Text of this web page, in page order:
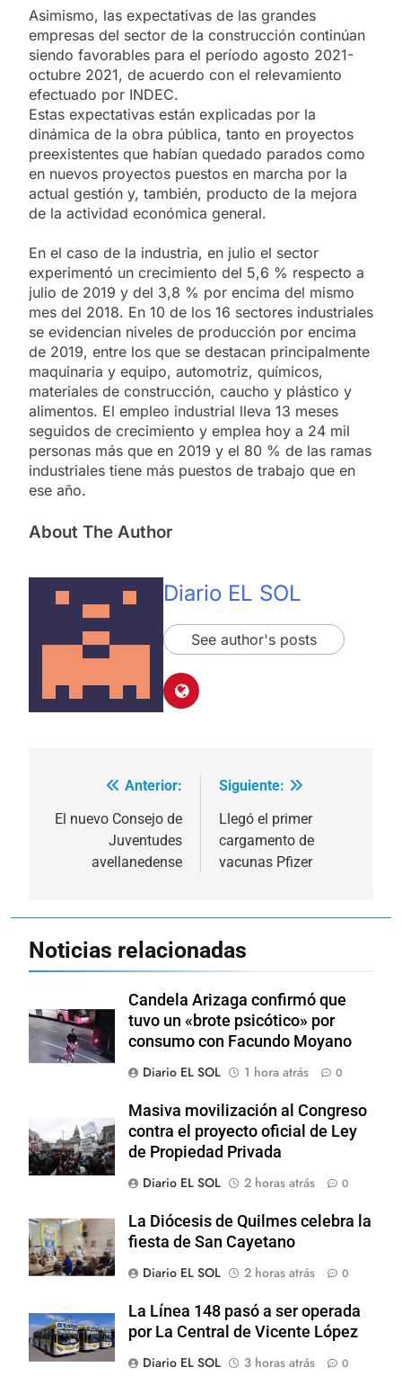
Asimismo, las expectativas de las grandes
empresas del sector de la construcción continúan
siendo favorables para el período agosto 2021-
octubre 2021, de acuerdo con el relevamiento
efectuado por INDEC.
Estas expectativas están explicadas por la
dinámica de la obra pública, tanto en proyectos
preexistentes que habían quedado parados como
en nuevos proyectos puestos en marcha por la
actual gestión y, también, producto de la mejora
de la actividad económica general.
En el caso de la industria, en julio el sector
experimentó un crecimiento del 5,6 % respecto a
julio de 2019 y del 3,8 % por encima del mismo
mes del 2018. En 10 de los 16 sectores industriales
se evidencian niveles de producción por encima
de 2019, entre los que se destacan principalmente
maquinaria y equipo, automotriz, químicos,
materiales de construcción, caucho y plástico y
alimentos. El empleo industrial lleva 13 meses
seguidos de crecimiento y emplea hoy a 24 mil
personas más que en 2019 y el 80 % de las ramas
industriales tiene más puestos de trabajo que en
ese año.
About The Author
Diario EL SOL
See author's posts
Navegación
de
entradas
Anterior:
El nuevo Consejo de
Juventudes
avellanedense
Siguiente:
Llegó el primer
cargamento de
vacunas Pfizer
Noticias relacionadas
Candela Arizaga confirmó que
tuvo un «brote psicótico» por
consumo con Facundo Moyano
Diario EL SOL
1 hora atrás 0
Masiva movilización al Congreso
contra el proyecto oficial de Ley
de Propiedad Privada
Diario EL SOL
2 horas atrás 0
La Diócesis de Quilmes celebra la
fiesta de San Cayetano
Diario EL SOL
2 horas atrás 0
La Línea 148 pasó a ser operada
por La Central de Vicente López
Diario EL SOL
3 horas atrás 0